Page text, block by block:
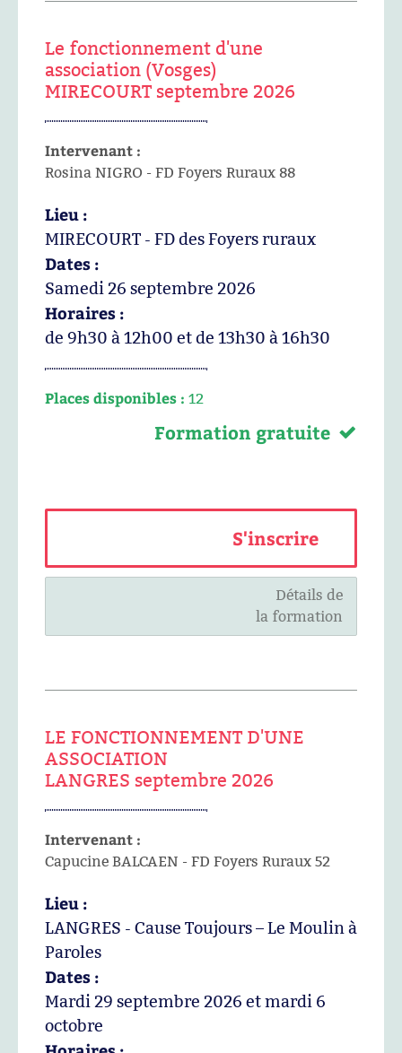
Le fonctionnement d'une
association (Vosges)
MIRECOURT septembre 2026
Intervenant :
Rosina NIGRO - FD Foyers Ruraux 88
Lieu :
MIRECOURT - FD des Foyers ruraux
Dates :
Samedi 26 septembre 2026
Horaires :
de 9h30 à 12h00 et de 13h30 à 16h30
Places disponibles : 12
Formation gratuite
S'inscrire
Détails de
la formation
LE FONCTIONNEMENT D'UNE
ASSOCIATION
LANGRES septembre 2026
Intervenant :
Capucine BALCAEN - FD Foyers Ruraux 52
Lieu :
LANGRES - Cause Toujours – Le Moulin à
Paroles
Dates :
Mardi 29 septembre 2026 et mardi 6
octobre